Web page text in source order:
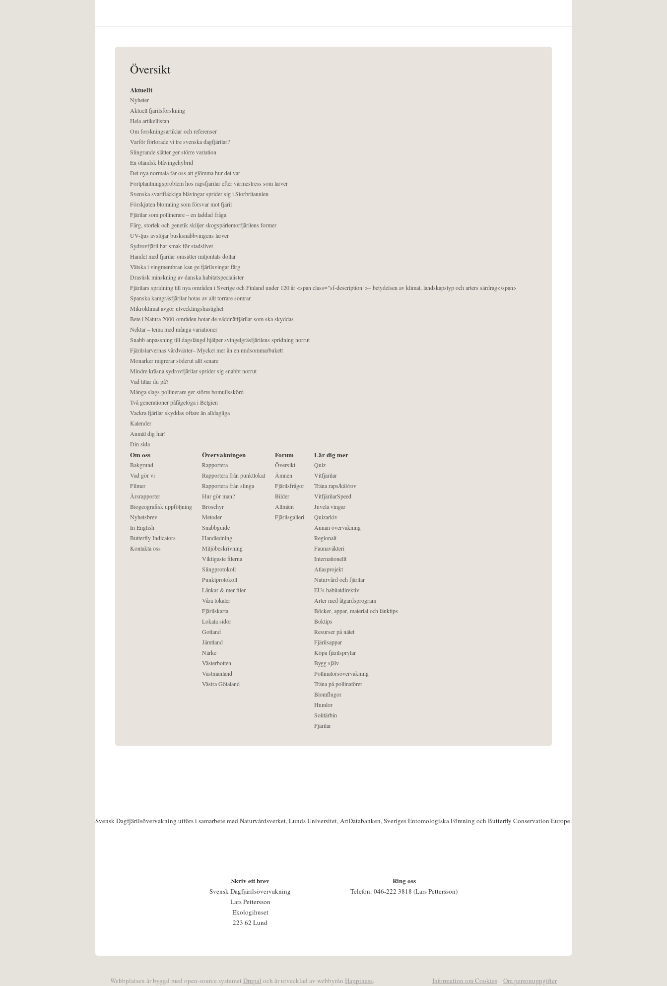
Översikt
Aktuellt
Nyheter
Aktuell fjärilsforskning
Hela artikellistan
Om forskningsartiklar och referenser
Varför förlorade vi tre svenska dagfjärilar?
Slingrande slåtter ger större variation
En öländsk blåvingehybrid
Det nya normala får oss att glömma hur det var
Fortplantningsproblem hos rapsfjärilar efter värmestress som larver
Svenska svartfläckiga blåvingar sprider sig i Storbritannien
Förskjuten blomning som försvar mot fjäril
Fjärilar som pollinerare – en laddad fråga
Färg, storlek och genetik skiljer skogspärlemorfjärilens former
UV-ljus avslöjar busksnabbvingens larver
Sydrovfjäril har smak för stadslivet
Handel med fjärilar omsätter miljontals dollar
Vätska i vingmembran kan ge fjärilsvingar färg
Drastisk minskning av danska habitatspecialister
Fjärilars spridning till nya områden i Sverige och Finland under 120 år <span class="sf-description">– betydelsen av klimat, landskapstyp och arters särdrag</span>
Spanska kamgräsfjärilar hotas av allt torrare somrar
Mikroklimat avgör utvecklingshastighet
Bete i Natura 2000-områden hotar de väddnätfjärilar som ska skyddas
Nektar – tema med många variationer
Snabb anpassning till dagslängd hjälper svingelgräsfjärilens spridning norrut
Fjärilslarvernas värdväxter– Mycket mer än en midsommarbukett
Monarker migrerar söderut allt senare
Mindre kräsna sydrovfjärilar sprider sig snabbt norrut
Vad tittar du på?
Många slags pollinerare ger större bomullsskörd
Två generationer påfågelöga i Belgien
Vackra fjärilar skyddas oftare än alldagliga
Kalender
Anmäl dig här!
Din sida
Om oss
Bakgrund
Vad gör vi
Filmer
Årsrapporter
Biogeografisk uppföljning
Nyhetsbrev
In English
Butterfly Indicators
Kontakta oss
Övervakningen
Rapportera
Rapportera från punktlokal
Rapportera från slinga
Hur gör man?
Broschyr
Metoder
Snabbguide
Handledning
Miljöbeskrivning
Viktigaste filerna
Slingprotokoll
Punktprotokoll
Länkar & mer filer
Våra lokaler
Fjärilskarta
Lokala sidor
Gotland
Jämtland
Närke
Västerbotten
Västmanland
Västra Götaland
Forum
Översikt
Ämnen
Fjärilsfrågor
Bilder
Allmänt
Fjärilsgalleri
Lär dig mer
Quiz
Vitfjärilar
Träna raps/kål/rov
VitfjärilarSpeed
Juvela vingar
Quizarkiv
Annan övervakning
Regionalt
Faunaväkteri
Internationellt
Atlasprojekt
Naturvård och fjärilar
EUs habitatdirektiv
Arter med åtgärdsprogram
Böcker, appar, material och länktips
Boktips
Resurser på nätet
Fjärilsappar
Köpa fjärilsprylar
Bygg själv
Pollinatörsövervakning
Träna på pollinatörer
Blomflugor
Humlor
Solitärbin
Fjärilar
Svensk Dagfjärilsövervakning utförs i samarbete med Naturvårdsverket, Lunds Universitet, ArtDatabanken, Sveriges Entomologiska Förening och Butterfly Conservation Europe.
Skriv ett brev
Svensk Dagfjärilsövervakning
Lars Pettersson
Ekologihuset
223 62 Lund
Ring oss
Telefon: 046-222 3818 (Lars Pettersson)
Webbplatsen är byggd med open-source systemet Drupal och är utvecklad av webbyrån Happiness. Information om Cookies Om personuppgifter